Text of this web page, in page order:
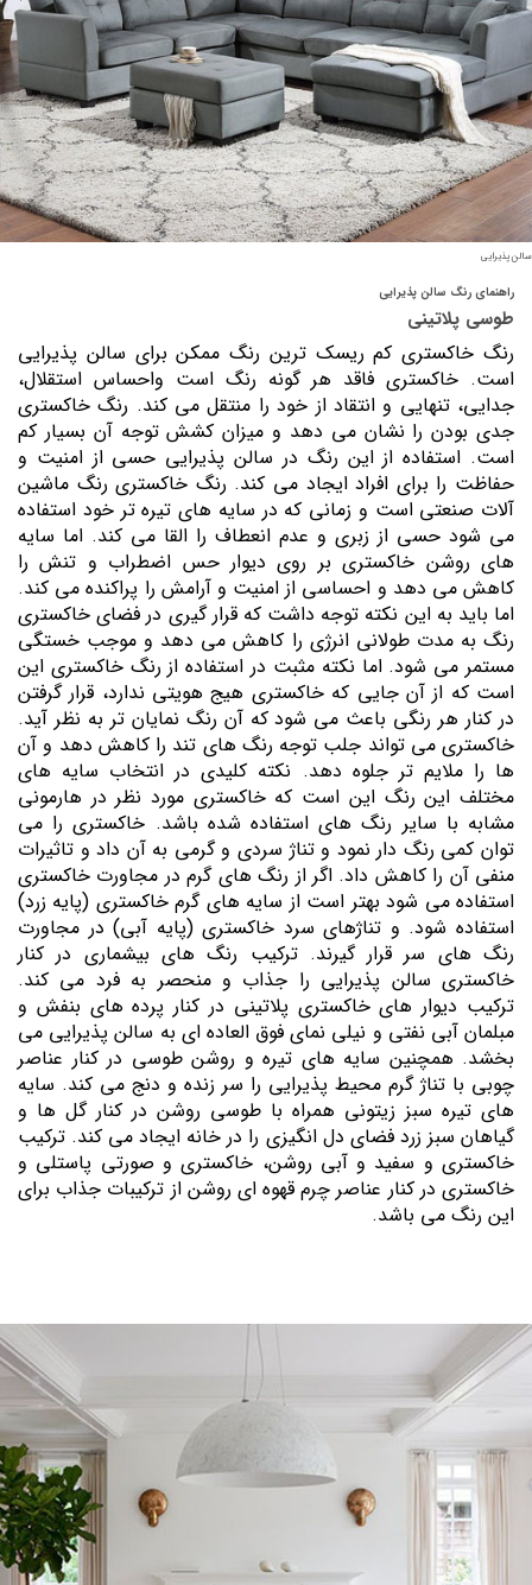
سالن پذیرایی
راهنمای رنگ سالن پذیرایی
طوسی پلاتینی
رنگ خاکستری کم ریسک ترین رنگ ممکن برای سالن پذیرایی
است. خاکستری فاقد هر گونه رنگ است واحساس استقلال،
جدایی، تنهایی و انتقاد از خود را منتقل می کند. رنگ خاکستری
جدی بودن را نشان می دهد و میزان کشش توجه آن بسیار کم
است. استفاده از این رنگ در سالن پذیرایی حسی از امنیت و
حفاظت را برای افراد ایجاد می کند. رنگ خاکستری رنگ ماشین
آلات صنعتی است و زمانی که در سایه های تیره تر خود استفاده
می شود حسی از زبری و عدم انعطاف را القا می کند. اما سایه
های روشن خاکستری بر روی دیوار حس اضطراب و تنش را
کاهش می دهد و احساسی از امنیت و آرامش را پراکنده می کند.
اما باید به این نکته توجه داشت که قرار گیری در فضای خاکستری
رنگ به مدت طولانی انرژی را کاهش می دهد و موجب خستگی
مستمر می شود. اما نکته مثبت در استفاده از رنگ خاکستری این
است که از آن جایی که خاکستری هیج هویتی ندارد، قرار گرفتن
در کنار هر رنگی باعث می شود که آن رنگ نمایان تر به نظر آید.
خاکستری می تواند جلب توجه رنگ های تند را کاهش دهد و آن
ها را ملایم تر جلوه دهد. نکته کلیدی در انتخاب سایه های
مختلف این رنگ این است که خاکستری مورد نظر در هارمونی
مشابه با سایر رنگ های استفاده شده باشد. خاکستری را می
توان کمی رنگ دار نمود و تناژ سردی و گرمی به آن داد و تاثیرات
منفی آن را کاهش داد. اگر از رنگ های گرم در مجاورت خاکستری
استفاده می شود بهتر است از سایه های گرم خاکستری (پایه زرد)
استفاده شود. و تناژهای سرد خاکستری (پایه آبی) در مجاورت
رنگ های سر قرار گیرند. ترکیب رنگ های بیشماری در کنار
خاکستری سالن پذیرایی را جذاب و منحصر به فرد می کند.
ترکیب دیوار های خاکستری پلاتینی در کنار پرده های بنفش و
مبلمان آبی نفتی و نیلی نمای فوق العاده ای به سالن پذیرایی می
بخشد. همچنین سایه های تیره و روشن طوسی در کنار عناصر
چوبی با تناژ گرم محیط پذیرایی را سر زنده و دنج می کند. سایه
های تیره سبز زیتونی همراه با طوسی روشن در کنار گل ها و
گیاهان سبز زرد فضای دل انگیزی را در خانه ایجاد می کند. ترکیب
خاکستری و سفید و آبی روشن، خاکستری و صورتی پاستلی و
خاکستری در کنار عناصر چرم قهوه ای روشن از ترکیبات جذاب برای
این رنگ می باشد.